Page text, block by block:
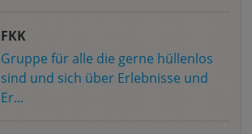
FKK
Gruppe für alle die gerne hüllenlos
sind und sich über Erlebnisse und
Er...